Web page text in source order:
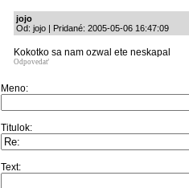
jojo
Od: jojo | Pridané: 2005-05-06 16:47:09
Kokotko sa nam ozwal ete neskapal
Odpovedať
Meno:
Titulok:
Text: